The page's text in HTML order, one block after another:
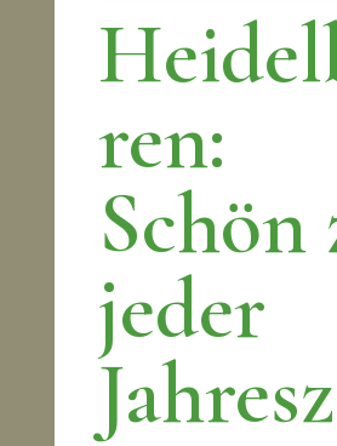
ren:
Schön
jeder